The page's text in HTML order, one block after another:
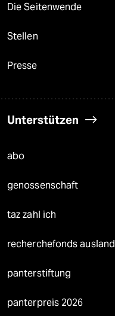
Die Seitenwende
Stellen
Presse
Unterstützen
abo
genossenschaft
taz zahl ich
recherchefonds ausland
panterstiftung
panterpreis 2026